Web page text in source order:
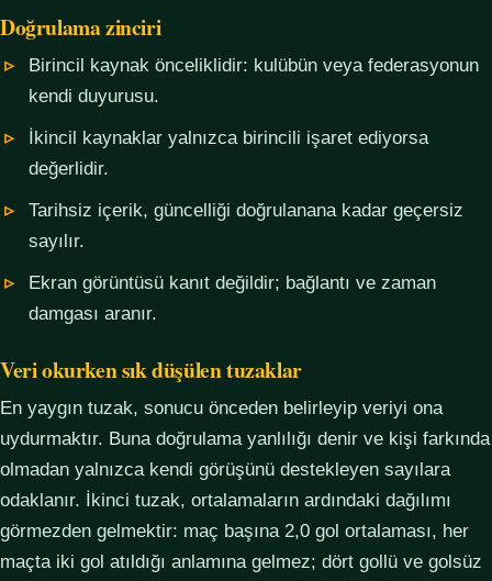
Doğrulama zinciri
Birincil kaynak önceliklidir: kulübün veya federasyonun
kendi duyurusu.
İkincil kaynaklar yalnızca birincili işaret ediyorsa
değerlidir.
Tarihsiz içerik, güncelliği doğrulanana kadar geçersiz
sayılır.
Ekran görüntüsü kanıt değildir; bağlantı ve zaman
damgası aranır.
Veri okurken sık düşülen tuzaklar
En yaygın tuzak, sonucu önceden belirleyip veriyi ona
uydurmaktır. Buna doğrulama yanlılığı denir ve kişi farkında
olmadan yalnızca kendi görüşünü destekleyen sayılara
odaklanır. İkinci tuzak, ortalamaların ardındaki dağılımı
görmezden gelmektir: maç başına 2,0 gol ortalaması, her
maçta iki gol atıldığı anlamına gelmez; dört gollü ve golsüz